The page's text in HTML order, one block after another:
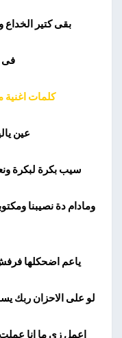
بقى كتير
فى
كلمات
عين
سيب بكرة لبكرة
ومادام دة نصيبنا
ياعم اضحكلها
لو على الاحزان ربك
اعمل زى ما انا